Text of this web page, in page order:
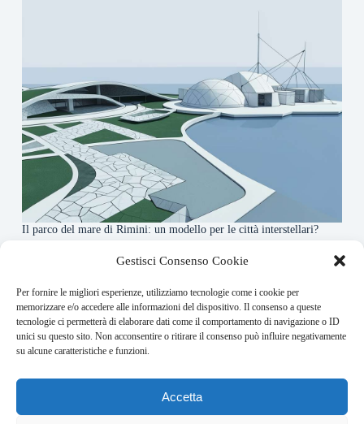
Gestisci Consenso Cookie
Per fornire le migliori esperienze, utilizziamo tecnologie come i cookie per
memorizzare e/o accedere alle informazioni del dispositivo. Il consenso a queste
tecnologie ci permetterà di elaborare dati come il comportamento di navigazione o ID
unici su questo sito. Non acconsentire o ritirare il consenso può influire negativamente
su alcune caratteristiche e funzioni.
Accetta
Il parco del mare di Rimini: un modello per le città interstellari?
About this website
Orbitare ogni giorno trova per te le notizie più rilevanti in
ambito space economy.
Address:
VIA USODIMARE 3 - 37138 - VERONA (VR)